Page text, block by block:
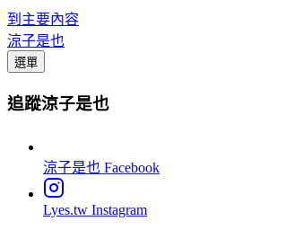
到主要內容
涼子是也
選單
追蹤涼子是也
涼子是也 Facebook
Lyes.tw Instagram